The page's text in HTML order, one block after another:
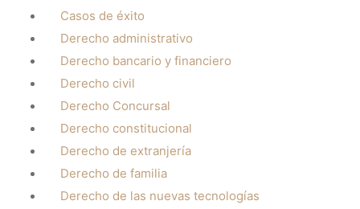
Casos de éxito
Derecho administrativo
Derecho bancario y financiero
Derecho civil
Derecho Concursal
Derecho constitucional
Derecho de extranjería
Derecho de familia
Derecho de las nuevas tecnologías